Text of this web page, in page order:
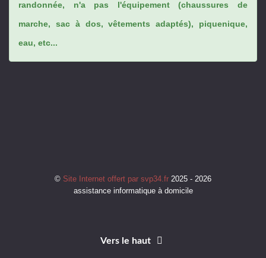
randonnée, n'a pas l'équipement (chaussures de
marche, sac à dos, vêtements adaptés), piquenique,
eau, etc...
© Site Internet offert par svp34.fr 2025 - 2026
assistance informatique à domicile
Vers le haut